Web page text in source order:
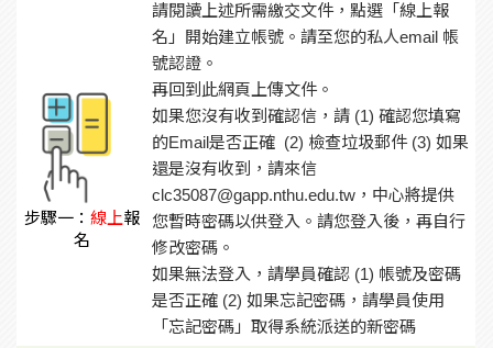
步驟一： 線上報
名
請閱讀上述所需繳交文件，點選「線上報
名」開始建立帳號。請至您的私人email 帳
號認證。
再回到此網頁上傳文件。
如果您沒有收到確認信，請 (1) 確認您填寫
的Email是否正確 (2) 檢查垃圾郵件 (3) 如果
還是沒有收到，請來信
clc35087@gapp.nthu.edu.tw，中心將提供
您暫時密碼以供登入。請您登入後，再自行
修改密碼。
如果無法登入，請學員確認 (1) 帳號及密碼
是否正確 (2) 如果忘記密碼，請學員使用
「忘記密碼」取得系統派送的新密碼